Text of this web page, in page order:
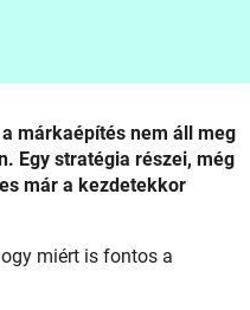
a márkaépítés nem áll meg
Egy stratégia részei, még
már a kezdetekkor
miért is fontos a